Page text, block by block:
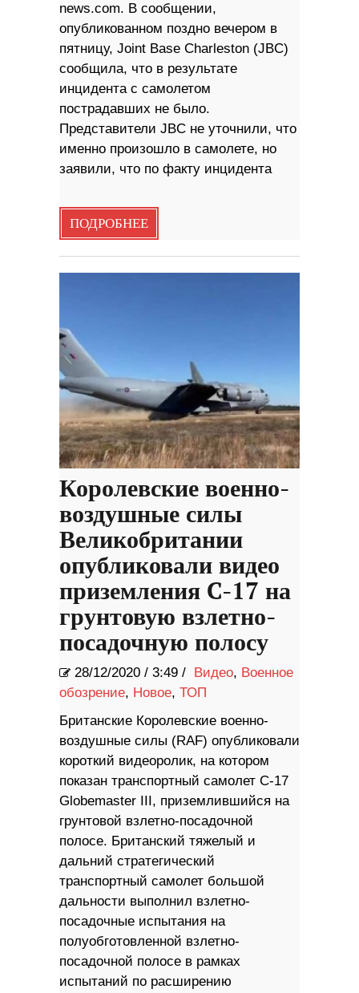
news.com. В сообщении,
опубликованном поздно вечером в
пятницу, Joint Base Charleston (JBC)
сообщила, что в результате
инцидента с самолетом
пострадавших не было.
Представители JBC не уточнили, что
именно произошло в самолете, но
заявили, что по факту инцидента
ПОДРОБНЕЕ
Королевские военно-
воздушные силы
Великобритании
опубликовали видео
приземления C-17 на
грунтовую взлетно-
посадочную полосу
28/12/2020 / 3:49 / Видео, Военное
обозрение, Новое, ТОП
Британские Королевские военно-
воздушные силы (RAF) опубликовали
короткий видеоролик, на котором
показан транспортный самолет C-17
Globemaster III, приземлившийся на
грунтовой взлетно-посадочной
полосе. Британский тяжелый и
дальний стратегический
транспортный самолет большой
дальности выполнил взлетно-
посадочные испытания на
полуобготовленной взлетно-
посадочной полосе в рамках
испытаний по расширению